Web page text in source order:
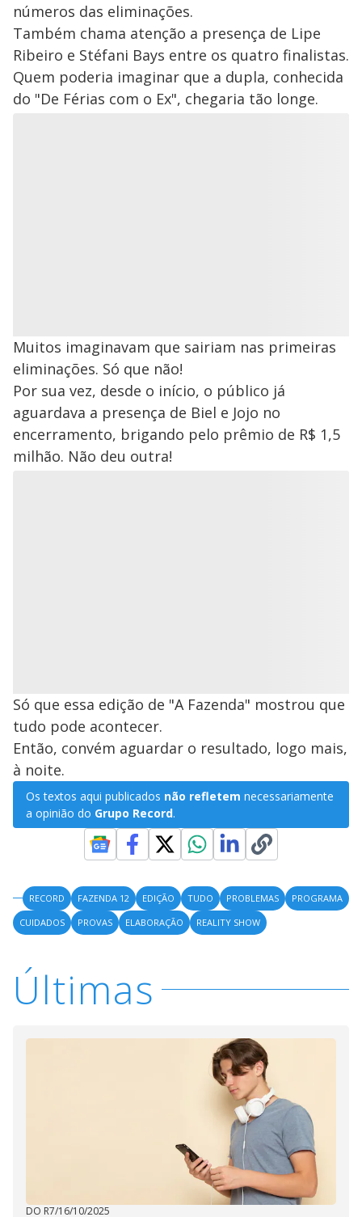
números das eliminações.
Também chama atenção a presença de Lipe
Ribeiro e Stéfani Bays entre os quatro finalistas.
Quem poderia imaginar que a dupla, conhecida
do "De Férias com o Ex", chegaria tão longe.
Muitos imaginavam que sairiam nas primeiras
eliminações. Só que não!
Por sua vez, desde o início, o público já
aguardava a presença de Biel e Jojo no
encerramento, brigando pelo prêmio de R$ 1,5
milhão. Não deu outra!
Só que essa edição de "A Fazenda" mostrou que
tudo pode acontecer.
Então, convém aguardar o resultado, logo mais,
à noite.
Os textos aqui publicados não refletem necessariamente
a opinião do Grupo Record.
RECORD FAZENDA 12 EDIÇÃO TUDO PROBLEMAS
PROGRAMA
CUIDADOS
PROVAS ELABORAÇÃO REALITY SHOW
Últimas
DO R7/16/10/2025